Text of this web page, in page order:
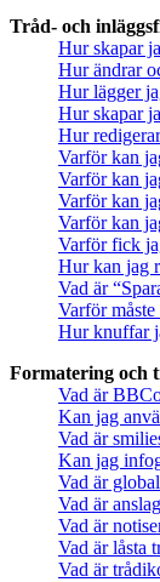
Tråd- och
Hur skapar
Hur ändrar
Hur lägger
Hur skapar
Hur
Varför kan
Varför kan
Varför kan
Varför kan
Varför fick
Hur kan jag
Vad är
Varför
Hur knuffar
Formatering och
Vad är
Kan jag
Vad är
Kan jag
Vad är
Vad är
Vad är
Vad är låsta
Vad är